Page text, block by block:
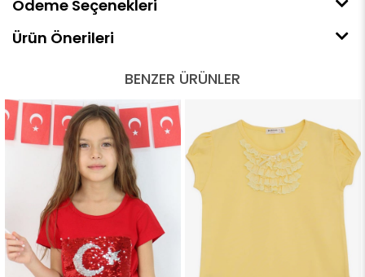
Ödeme Seçenekleri
Ürün Önerileri
BENZER ÜRÜNLER